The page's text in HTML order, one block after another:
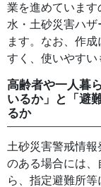
業を進めていま
水・土砂災害ハ
ます。なお、作
すく、使いやすい
高齢者や一人暮
いるか」と「避
るか
土砂災害警戒情
のある場合には
ら、指定避難所等